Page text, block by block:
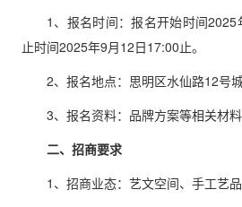
1、报名时间：报名开始时间
止时间2025年9月12日17:00止。
2、报名地点：思明区水仙路12号城
3、报名资料：品牌方案等相关材料
二、招商要求
1、招商业态：艺文空间、手工艺